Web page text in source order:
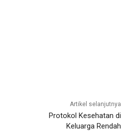
Artikel selanjutnya
Protokol Kesehatan di
Keluarga Rendah